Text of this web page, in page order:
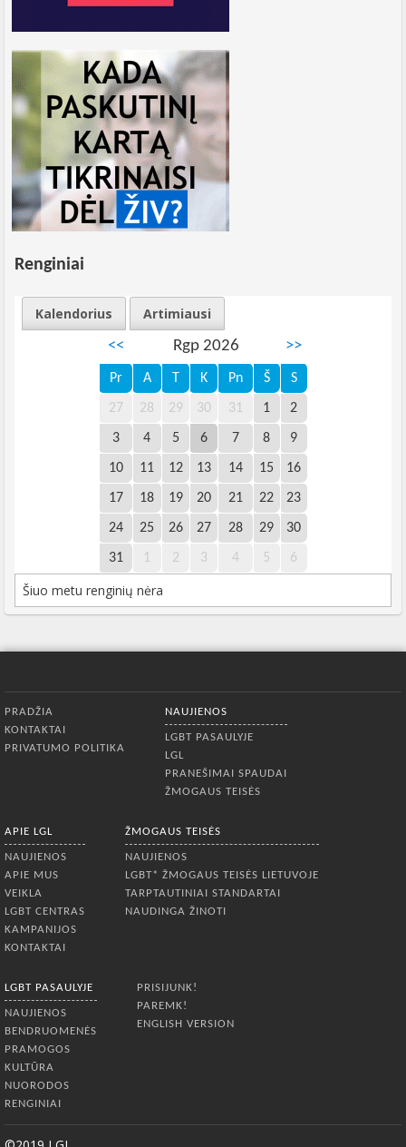
Renginiai
Kalendorius
Artimiausi
<<
Rgp 2026 >>
Pr A T K Pn Š S
27 28 29 30 31 1 2
3 4 5 6 7 8 9
10 11 12 13 14 15 16
17 18 19 20 21 22 23
24 25 26 27 28 29 30
31 1 2 3 4 5 6
Šiuo metu renginių nėra
PRADŽIA
KONTAKTAI
PRIVATUMO POLITIKA
NAUJIENOS
LGBT PASAULYJE
LGL
PRANEŠIMAI SPAUDAI
ŽMOGAUS TEISĖS
APIE LGL
NAUJIENOS
APIE MUS
VEIKLA
LGBT CENTRAS
KAMPANIJOS
KONTAKTAI
ŽMOGAUS TEISĖS
NAUJIENOS
LGBT* ŽMOGAUS TEISĖS LIETUVOJE
TARPTAUTINIAI STANDARTAI
NAUDINGA ŽINOTI
LGBT PASAULYJE
NAUJIENOS
BENDRUOMENĖS
PRAMOGOS
KULTŪRA
NUORODOS
RENGINIAI
PRISIJUNK!
PAREMK!
ENGLISH VERSION